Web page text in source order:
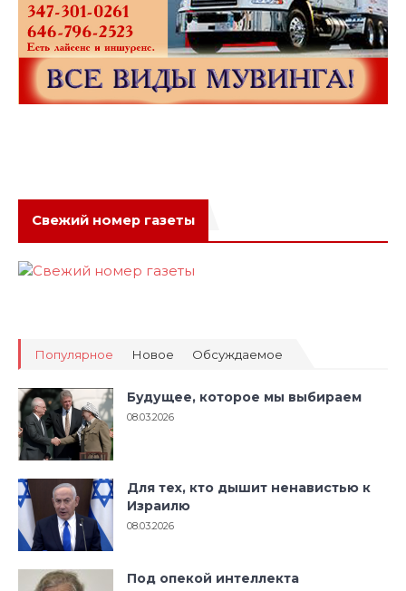
Свежий номер газеты
Популярное Новое Обсуждаемое
Будущее, которое мы выбираем
08.03.2026
Для тех, кто дышит ненавистью к
Израилю
08.03.2026
Под опекой интеллекта